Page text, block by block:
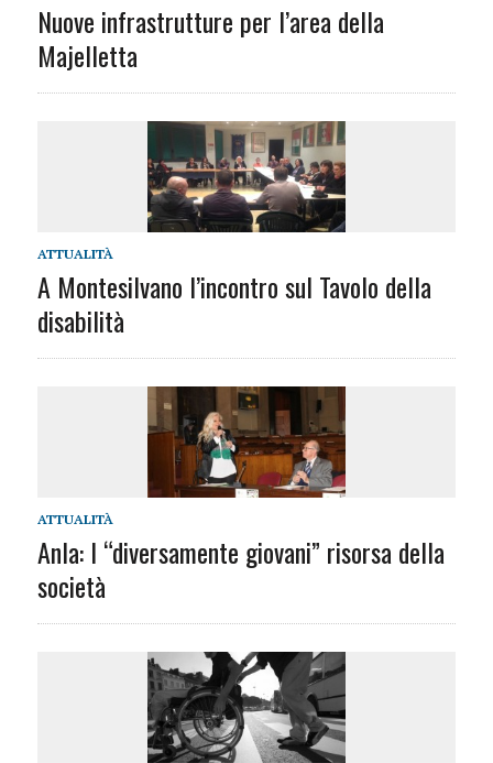
Nuove infrastrutture per l’area della
Majelletta
ATTUALITÀ
A Montesilvano l’incontro sul Tavolo della
disabilità
ATTUALITÀ
Anla: I “diversamente giovani” risorsa della
società